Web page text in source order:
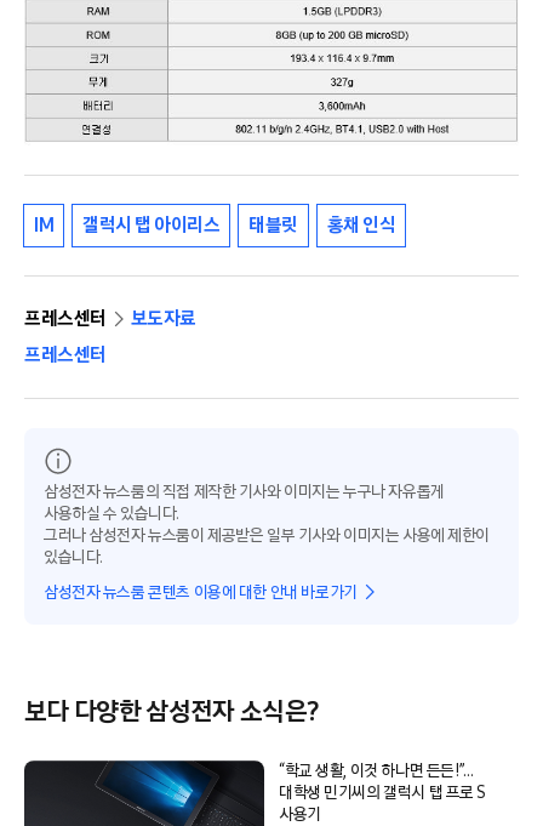
IM 갤럭시 탭 아이리스 태블릿 홍채 인식
프레스센터
보도자료
프레스센터
삼성전자 뉴스룸의 직접 제작한 기사와 이미지는 누구나 자유롭게
사용하실 수 있습니다.
그러나 삼성전자 뉴스룸이 제공받은 일부 기사와 이미지는 사용에 제한이
있습니다.
삼성전자 뉴스룸 콘텐츠 이용에 대한 안내 바로가기
보다 다양한 삼성전자 소식은?
“학교 생활, 이것 하나면 든든!”…
대학생 민기씨의 갤럭시 탭 프로 S
사용기